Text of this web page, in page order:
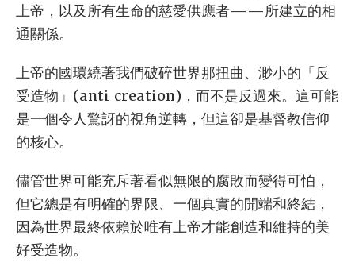
上帝，以及所有生命的慈愛供應者——所建立的相
通關係。
上帝的國環繞著我們破碎世界那扭曲、渺小的「反
受造物」(anti creation)，而不是反過來。這可能
是一個令人驚訝的視角逆轉，但這卻是基督教信仰
的核心。
儘管世界可能充斥著看似無限的腐敗而變得可怕，
但它總是有明確的界限、一個真實的開端和終結，
因為世界最終依賴於唯有上帝才能創造和維持的美
好受造物。